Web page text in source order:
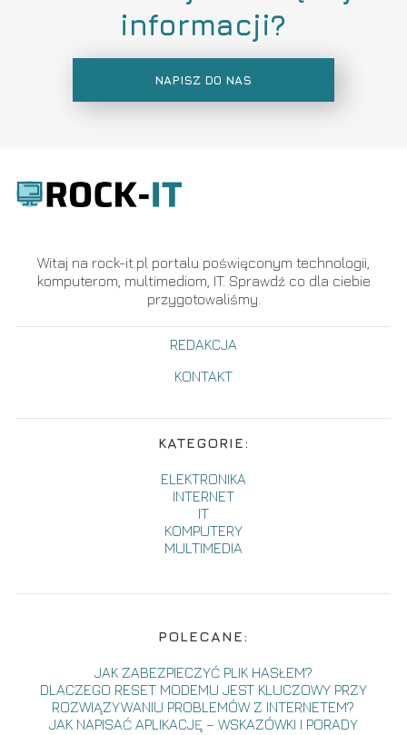
informacji?
NAPISZ DO NAS
Witaj na rock-it.pl portalu poświęconym technologii,
komputerom, multimediom, IT. Sprawdź co dla ciebie
przygotowaliśmy.
REDAKCJA
KONTAKT
KATEGORIE:
ELEKTRONIKA
INTERNET
IT
KOMPUTERY
MULTIMEDIA
POLECANE:
JAK ZABEZPIECZYĆ PLIK HASŁEM?
DLACZEGO RESET MODEMU JEST KLUCZOWY PRZY
ROZWIĄZYWANIU PROBLEMÓW Z INTERNETEM?
JAK NAPISAĆ APLIKACJĘ – WSKAZÓWKI I PORADY